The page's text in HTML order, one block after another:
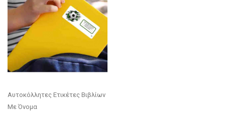
Αυτοκόλλητες Ετικέτες Βιβλίων
Με Όνομα